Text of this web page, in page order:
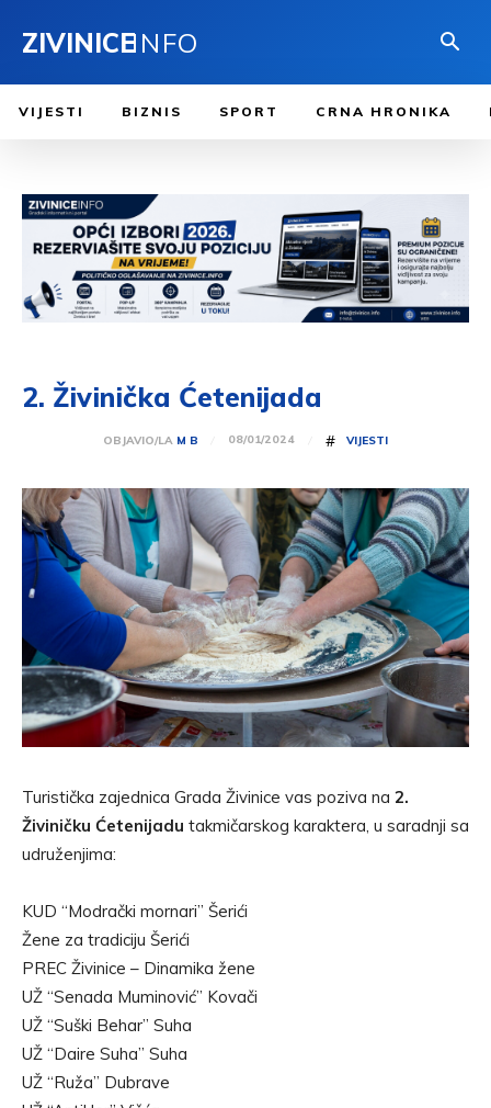
ZIVINICEINFO
VIJESTI BIZNIS SPORT CRNA HRONIKA
2. Živinička Ćetenijada
OBJAVIO/LA M B 08/01/2024 # VIJESTI
Turistička zajednica Grada Živinice vas poziva na 2.
Živiničku Ćetenijadu takmičarskog karaktera, u saradnji sa
udruženjima:
KUD “Modrački mornari” Šerići
Žene za tradiciju Šerići
PREC Živinice – Dinamika žene
UŽ “Senada Muminović” Kovači
UŽ “Suški Behar” Suha
UŽ “Daire Suha” Suha
UŽ “Ruža” Dubrave